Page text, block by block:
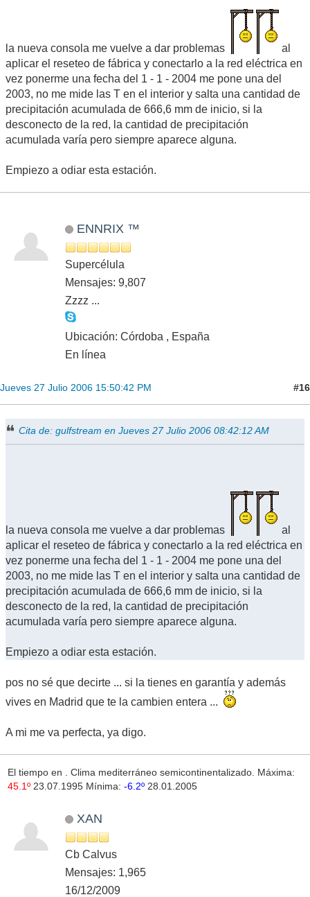
la nueva consola me vuelve a dar problemas
al
aplicar el reseteo de fábrica y conectarlo a la red eléctrica en
vez ponerme una fecha del 1 - 1 - 2004 me pone una del
2003, no me mide las T en el interior y salta una cantidad de
precipitación acumulada de 666,6 mm de inicio, si la
desconecto de la red, la cantidad de precipitación
acumulada varía pero siempre aparece alguna.
Empiezo a odiar esta estación.
ENNRIX ™
Supercélula
Mensajes: 9,807
Zzzz ...
Ubicación: Córdoba , España
En línea
Jueves 27 Julio 2006 15:50:42 PM #16
Cita de: gulfstream en Jueves 27 Julio 2006 08:42:12 AM
la nueva consola me vuelve a dar problemas
al
aplicar el reseteo de fábrica y conectarlo a la red eléctrica en
vez ponerme una fecha del 1 - 1 - 2004 me pone una del
2003, no me mide las T en el interior y salta una cantidad de
precipitación acumulada de 666,6 mm de inicio, si la
desconecto de la red, la cantidad de precipitación
acumulada varía pero siempre aparece alguna.
Empiezo a odiar esta estación.
pos no sé que decirte ... si la tienes en garantía y además
vives en Madrid que te la cambien entera ...
A mi me va perfecta, ya digo.
El tiempo en
. Clima mediterráneo semicontinentalizado. Máxima:
45.1º23.07.1995 Mínima: -6.2º28.01.2005
XAN
Cb Calvus
Mensajes: 1,965
16/12/2009